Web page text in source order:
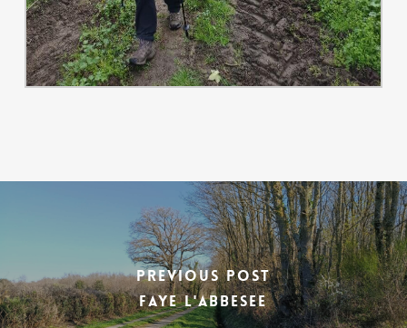
Previous Post
FAYE L'ABBESEE